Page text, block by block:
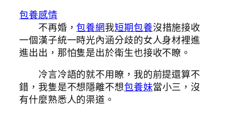
包養感情
不再婚，包養網我短期包養沒措施接收
一個漢子統一時光內涵分歧的女人身材裡進
進出出，那怕隻是出於衛生也接收不瞭。
冷言冷語的就不用瞭，我的前提還算不
錯，我隻是不想隱離不想包養妹當小三，沒
有什麼熟悉人的渠道。